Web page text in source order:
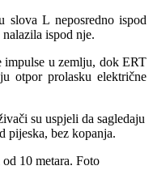
slova L neposredno ispod
ispod nje.
impulse u zemlju, dok ERT
otpor prolasku električne
su uspjeli da sagledaju
pijeska, bez kopanja.